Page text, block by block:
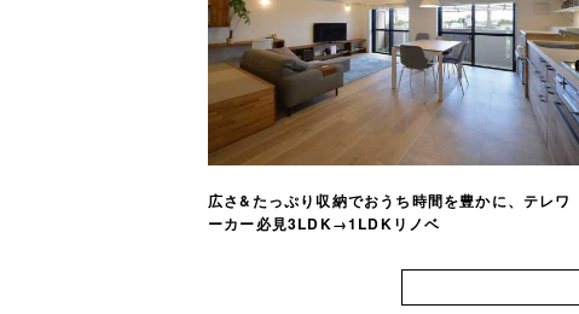
広さ&たっぷり収納でおうち時間を豊かに、テレワ
ーカー必見3LDK→1LDKリノベ